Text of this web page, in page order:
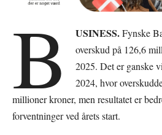
B USINESS.Fynske
overskud på 126,6
2025. Det er ganske
2024, hvor
millioner kroner, men resultatet er
forventninger ved årets start.